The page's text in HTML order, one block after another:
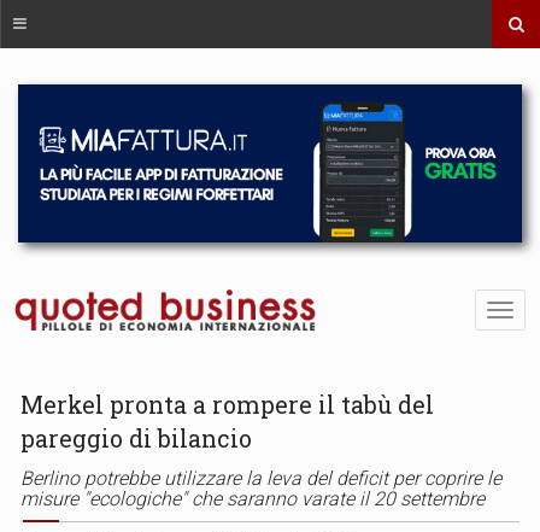
Merkel pronta a rompere il tabù del
pareggio di bilancio
Berlino potrebbe utilizzare la leva del deficit per coprire le
misure "ecologiche" che saranno varate il 20 settembre